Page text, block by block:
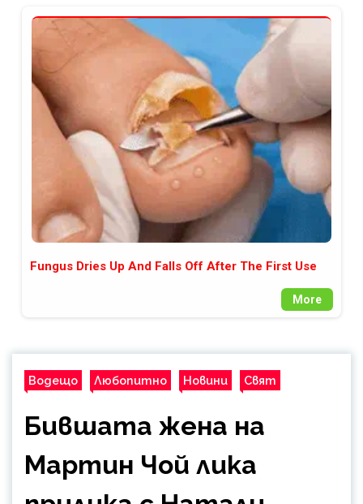
Fungus Dries Up And Falls Off After The First Use
More
Водещо Любопитно Новини Свят
Бившата жена на
Мартин Чой лика